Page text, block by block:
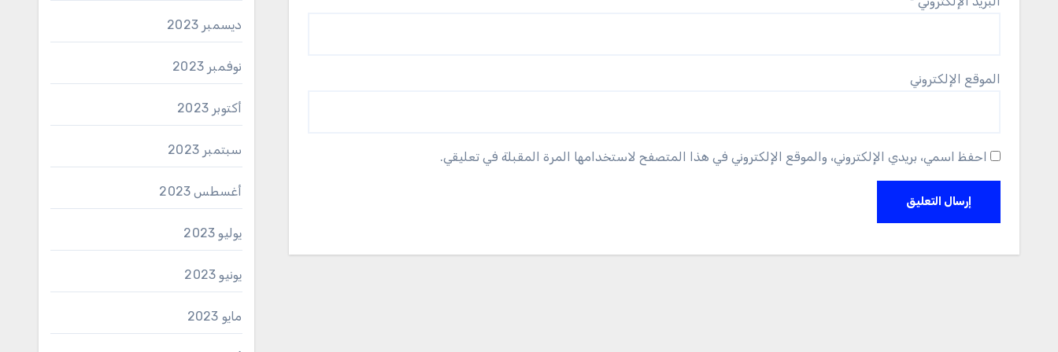
الموقع الإلكتروني
احفظ اسمي، بريدي الإلكتروني، والموقع الإلكتروني في هذا المتصفح لاستخدامها المرة المقبلة في تعليقي.
ديسمبر 2023
نوفمبر 2023
أكتوبر 2023
سبتمبر 2023
أغسطس 2023
يوليو 2023
يونيو 2023
مايو 2023